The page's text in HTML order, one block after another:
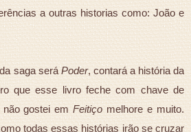
a outras historias como: João e
saga seráPoder, contará a história da
que esse livro feche com chave de
não gostei emFeitiço melhore e muito.
todas essas histórias irão se cruzar